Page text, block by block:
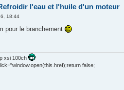
l'eau et l'huile d'un moteur
18:44
pour le branchement
xsi 100ch
false;